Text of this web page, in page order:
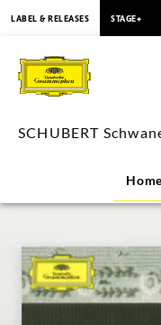
SCHUBERT
Dieskau
Deutsche
LABEL & RELEASES STAGE+
SCHUBERT
Home